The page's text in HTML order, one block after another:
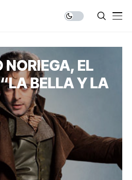
NORIEGA, EL
BELLA Y LA